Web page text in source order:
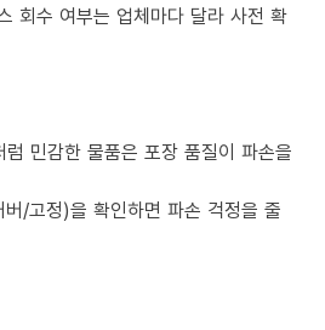
회수 여부는 업체마다 달라 사전 확
민감한 물품은 포장 품질이 파손을
/고정)을 확인하면 파손 걱정을 줄